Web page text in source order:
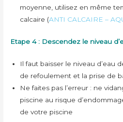
moyenne, utilisez en même
calcaire (ANTI CALCAIRE –
Etape 4 : Descendez le niveau
Il faut baisser le niveau d’eau
de refoulement et la prise de
Ne faites pas l’erreur : ne
piscine au risque
de votre piscine